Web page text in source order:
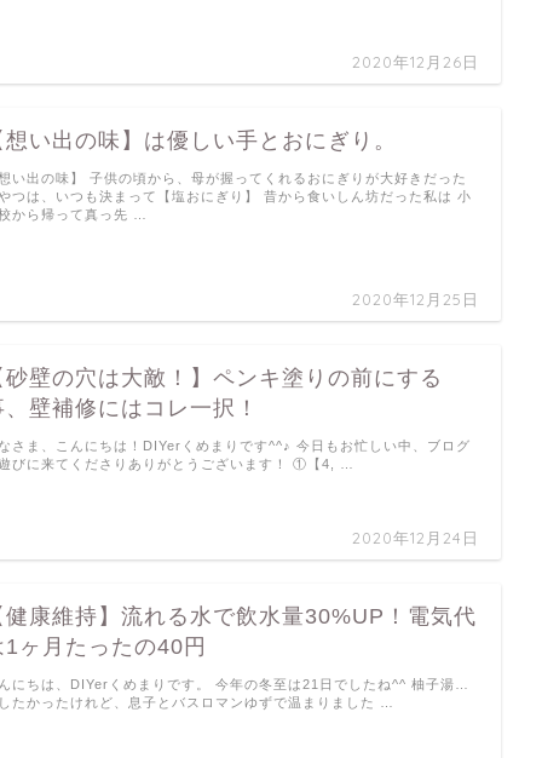
2020年12月26日
想い出の味】は優しい手とおにぎり。
2020年12月25日
い出の味】 子供の頃から、母が握ってくれるおにぎりが大好きだった
つは、いつも決まって【塩おにぎり】 昔から食いしん坊だった私は 小
から帰って真っ先 …
砂壁の穴は大敵！】ペンキ塗りの前にする
、壁補修にはコレ一択！
2020年12月24日
さま、こんにちは！DIYerくめまりです^^♪ 今日もお忙しい中、ブログ
びに来てくださりありがとうございます！ ①【4, …
健康維持】流れる水で飲水量30%UP！電気代
1ヶ月たったの40円
にちは、DIYerくめまりです。 今年の冬至は21日でしたね^^ 柚子湯…
たかったけれど、息子とバスロマンゆずで温まりました …